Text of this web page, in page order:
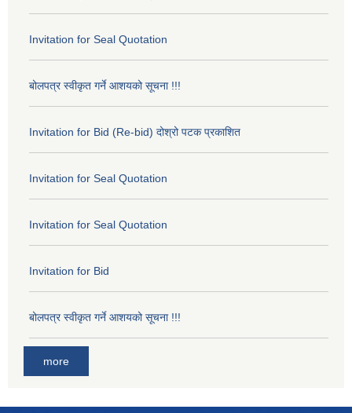
Invitation for Seal Quotation
बोलपत्र स्वीकृत गर्ने आशयको सूचना !!!
Invitation for Bid (Re-bid) दोश्रो पटक प्रकाशित
Invitation for Seal Quotation
Invitation for Seal Quotation
Invitation for Bid
बोलपत्र स्वीकृत गर्ने आशयको सूचना !!!
more